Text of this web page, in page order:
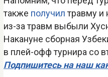
также получилтравму и
из-за травм выбыли
Накануне сборная
в плей-офф турнира со
Подпишитесь на наш